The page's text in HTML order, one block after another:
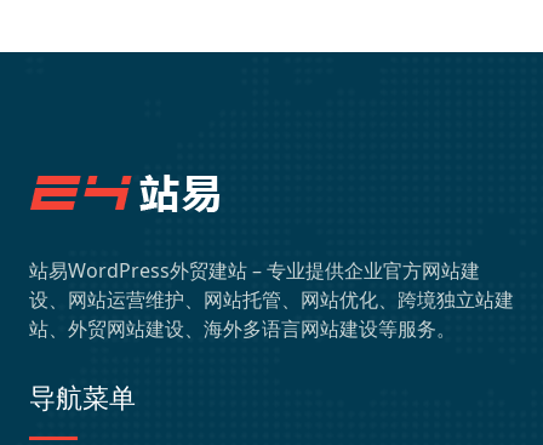
站易WordPress外贸建站 – 专业提供企业官方网站建
设、网站运营维护、网站托管、网站优化、跨境独立站建
站、外贸网站建设、海外多语言网站建设等服务。
导航菜单